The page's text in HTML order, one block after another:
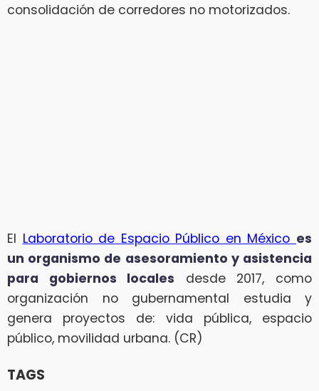
consolidación de corredores no motorizados.
El Laboratorio de Espacio Público en México es
un organismo de asesoramiento y asistencia
para gobiernos locales desde 2017, como
organización no gubernamental estudia y
genera proyectos de: vida pública, espacio
público, movilidad urbana. (CR)
TAGS